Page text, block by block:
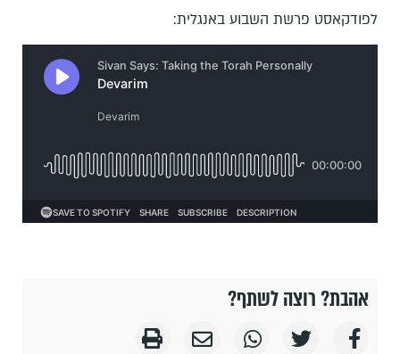
לפודקאסט פרשת השבוע באנגלית:
אהבת? רוצה לשתף?